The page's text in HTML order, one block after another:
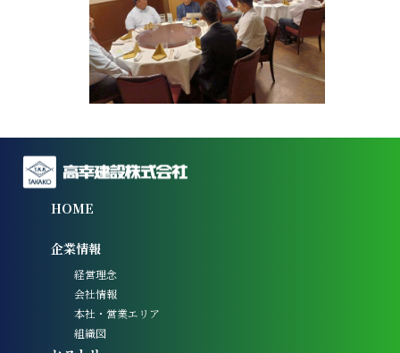
HOME
企業情報
経営理念
会社情報
本社・営業エリア
組織図